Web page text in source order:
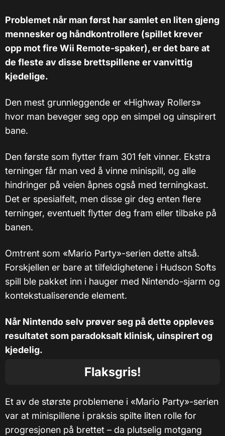
Problemet når man først har samlet en liten gjeng
mennesker og håndkontrollere (spillet krever
opp mot fire Wii Remote-spaker), er det bare at
de fleste av disse brettspillene er vanvittig
kjedelige.
Den mest grunnleggende er «Highway Rollers»
hvor man beveger seg opp en simpel og uinspirert
bane.
Den første som flytter fram 301 felt vinner. Ekstra
terninger får man ved å vinne minispill, og alle
hindringer på veien åpnes også med terningkast.
Det er spesialfelt, men disse gir deg enten flere
terninger, eventuelt flytter deg fram eller tilbake på
banen.
Omtrent som «Mario Party»-serien dette altså.
Forskjellen er bare at tilfeldighetene i Hudson Softs
spill ble pakket inn i hauger med Nintendo-sjarm og
kontekstualiserende element.
Når Nintendo selv prøver seg på dette oppleves
resultatet som paradoksalt klinisk, uinspirert og
kjedelig.
Flaksgris!
Et av de største problemene i «Mario Party»-serien
var at minispillene i praksis spilte liten rolle for
progresjonen på brettet – da plutselig motgang